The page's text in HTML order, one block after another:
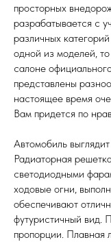
просторных
разрабатывается с
различных
одной из моделей,
салоне
представлены
настоящее время
Вам придется по
Автомобиль
Радиаторная
светодиодными
ходовые огни,
обеспечивают
футуристичный вид.
пропорции. Плавная